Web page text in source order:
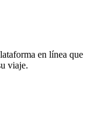
en línea que
viaje.